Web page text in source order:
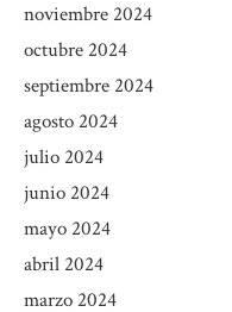
noviembre 2024
octubre 2024
septiembre 2024
agosto 2024
julio 2024
junio 2024
mayo 2024
abril 2024
marzo 2024